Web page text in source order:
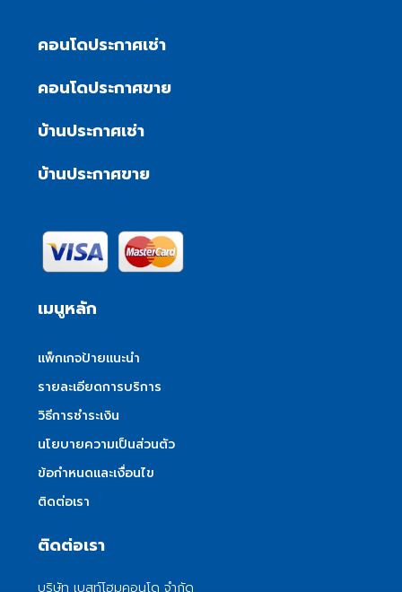
คอนโดประกาศเช่า
คอนโดประกาศขาย
บ้านประกาศเช่า
บ้านประกาศขาย
เมนูหลัก
แพ็กเกจป้ายแนะนำ
รายละเอียดการบริการ
วิธีการชำระเงิน
นโยบายความเป็นส่วนตัว
ข้อกำหนดและเงื่อนไข
ติดต่อเรา
ติดต่อเรา
บริษัท เบสท์โฮมคอนโด จำกัด